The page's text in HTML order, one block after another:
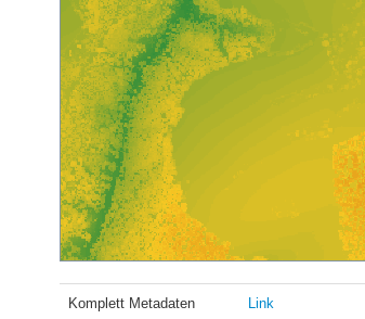
Komplett Metadaten Link